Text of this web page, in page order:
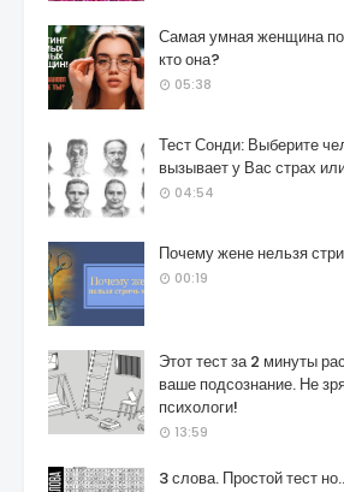
Самая умная женщина
кто она?
05:38
Тест Сонди: Выберите
вызывает у Вас страх
04:54
Почему жене нельзя
00:19
Этот тест за 2 минуты
ваше подсознание. Не
психологи!
13:59
3 слова. Простой тест но..